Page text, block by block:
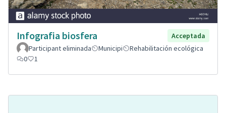
Infografia biosfera
Acceptada
Participant eliminada
Municipi
Rehabilitación ecológica
0
1